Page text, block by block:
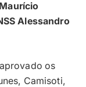
Alessandro
os
Camisoti,